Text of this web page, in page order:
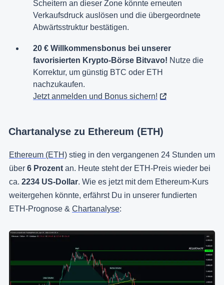
Scheitern an dieser Zone könnte erneuten
Verkaufsdruck auslösen und die übergeordnete
Abwärtsstruktur bestätigen.
20 € Willkommensbonus bei unserer
favorisierten Krypto-Börse Bitvavo! Nutze die
Korrektur, um günstig BTC oder ETH
nachzukaufen.
Jetzt anmelden und Bonus sichern!
Chartanalyse zu Ethereum (ETH)
Ethereum (ETH) stieg in den vergangenen 24 Stunden um
über 6 Prozent an. Heute steht der ETH-Preis wieder bei
ca. 2234 US-Dollar. Wie es jetzt mit dem Ethereum-Kurs
weitergehen könnte, erfährst Du in unserer fundierten
ETH-Prognose & Chartanalyse: